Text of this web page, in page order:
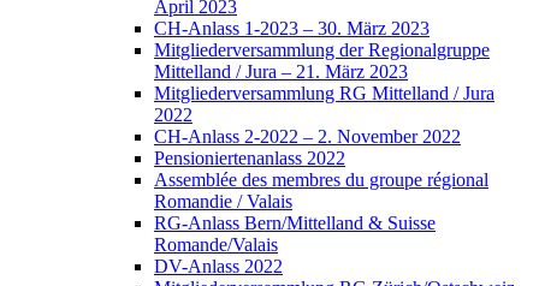
April 2023
CH-Anlass 1-2023 – 30. März 2023
Mitgliederversammlung der Regionalgruppe
Mittelland / Jura – 21. März 2023
Mitgliederversammlung RG Mittelland / Jura
2022
CH-Anlass 2-2022 – 2. November 2022
Pensioniertenanlass 2022
Assemblée des membres du groupe régional
Romandie / Valais
RG-Anlass Bern/Mittelland & Suisse
Romande/Valais
DV-Anlass 2022